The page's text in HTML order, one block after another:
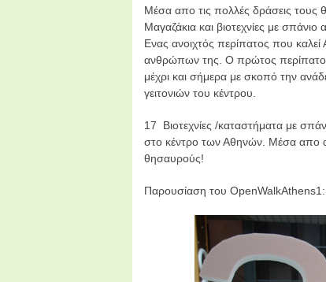
Μέσα απο τις πολλές δράσεις
Μαγαζάκια και βιοτεχνίες με
Ενας ανοιχτός περίπατος που
ανθρώπων της. Ο πρώτος περίπατος
μέχρι και σήμερα με σκοπό την
γειτονιών του κέντρου.
17 Βιοτεχνίες /καταστήματα με
στο κέντρο των Αθηνών. Μέσα απο
θησαυρούς!
Παρουσίαση του OpenWalkAthens1: